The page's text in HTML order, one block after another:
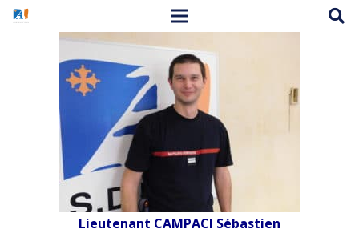
Lieutenant CAMPACI Sébastien